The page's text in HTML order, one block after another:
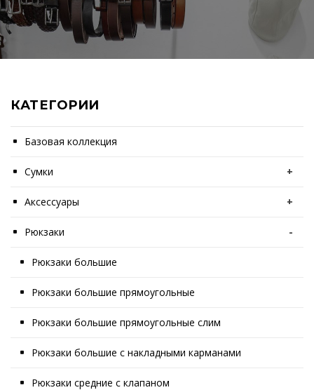
КАТЕГОРИИ
Базовая коллекция
Сумки +
Аксессуары +
Рюкзаки -
Рюкзаки большие
Рюкзаки большие прямоугольные
Рюкзаки большие прямоугольные слим
Рюкзаки большие с накладными карманами
Рюкзаки средние с клапаном